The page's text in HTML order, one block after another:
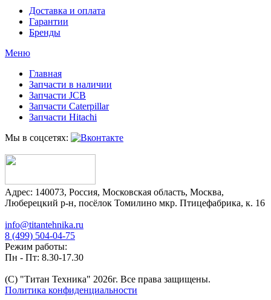
Доставка и оплата
Гарантии
Бренды
Меню
Главная
Запчасти в наличии
Запчасти JCB
Запчасти Caterpillar
Запчасти Hitachi
Мы в соцсетях:
Адрес: 140073, Россия, Московская область, Москва,
Люберецкий р-н, посёлок Томилино мкр. Птицефабрика, к. 16
info@titantehnika.ru
8 (499) 504-04-75
Режим работы:
Пн - Пт: 8.30-17.30
(C) "Титан Техника" 2026г. Все права защищены.
Политика конфиденциальности